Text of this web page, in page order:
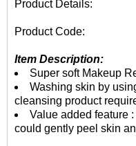
Product Details:
Product Code:
Item Description:
Super soft Makeup
Washing skin by
cleansing product
Value added feature
could gently peel skin